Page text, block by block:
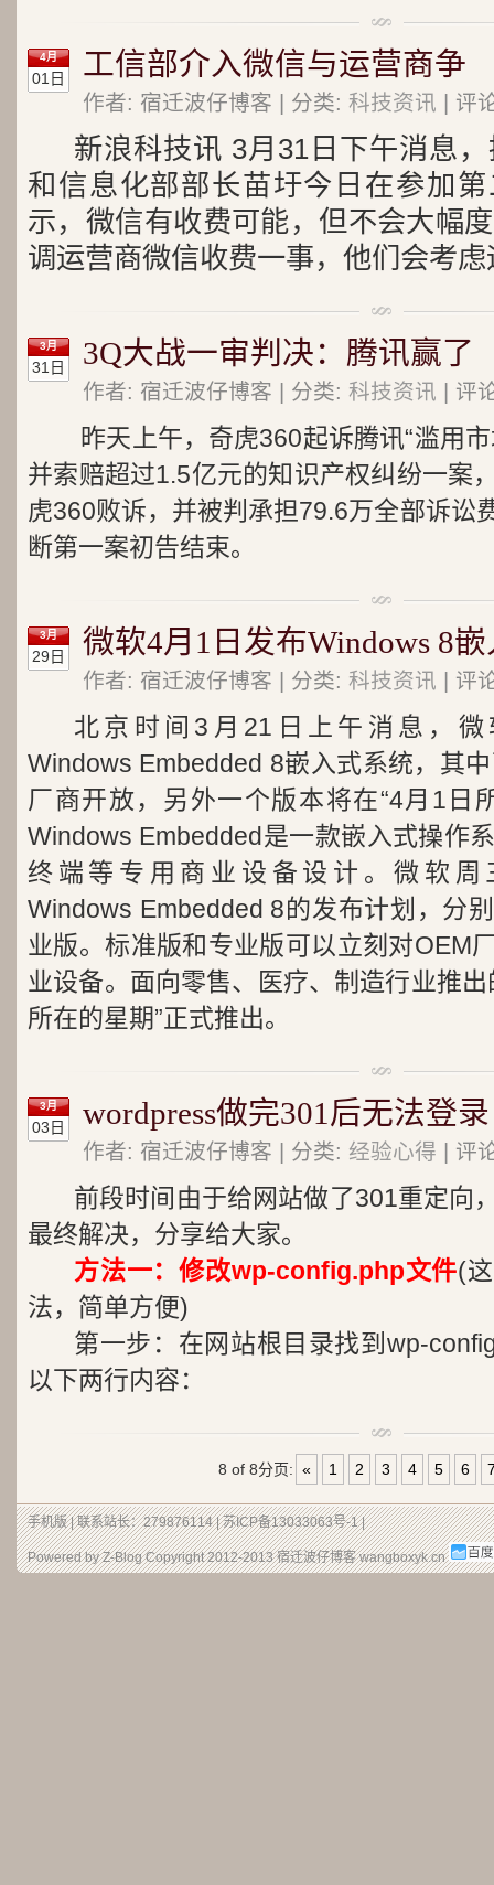
4月
01日 工信部介入微信与运营商争
作者: 宿迁波仔博客 | 分类: 科技资讯 | 评
新浪科技讯 3月31日下午消息
和信息化部部长苗圩今日在参加第
示，微信有收费可能，但不会大幅
调运营商微信收费一事，他们会考
3月
31日 3Q大战一审判决：腾讯赢了
作者: 宿迁波仔博客 | 分类: 科技资讯 | 评
昨天上午，奇虎360起诉腾讯“滥用
并索赔超过1.5亿元的知识产权纠纷一案
虎360败诉，并被判承担79.6万全部诉讼
断第一案初告结束。
3月
29日 微软4月1日发布Windows 8
作者: 宿迁波仔博客 | 分类: 科技资讯 | 评
北京时间3月21日上午消息，
Windows Embedded 8嵌入式系统，其
厂商开放，另外一个版本将在“4月1日
Windows Embedded是一款嵌入式操作
终端等专用商业设备设计。微软
Windows Embedded 8的发布计划，分
业版。标准版和专业版可以立刻对OEM
业设备。面向零售、医疗、制造行业推
所在的星期”正式推出。
3月
03日 wordpress做完301后无法登录
作者: 宿迁波仔博客 | 分类: 经验心得 | 评
前段时间由于给网站做了301重定向
最终解决，分享给大家。
方法一：修改wp-config.php文件(
法，简单方便)
第一步：在网站根目录找到 wp-
以下两行内容：
8 of 8分页: « 1 2 3 4 5 6
手机版| 联系站长：279876114 |苏ICP备13033063号-1|
Powered by Z-Blog Copyright 2012-2013宿迁波仔博客wangboxyk.cn